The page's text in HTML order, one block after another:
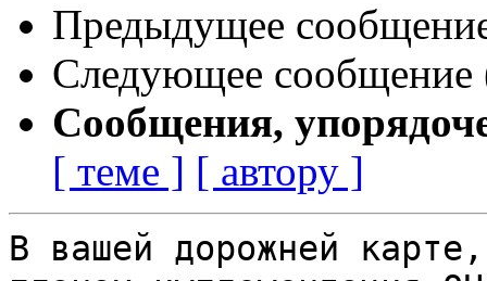
Предыдущее
Следующее сообщение
Сообщения,
[ теме ] [ автору ]
В вашей дорожней